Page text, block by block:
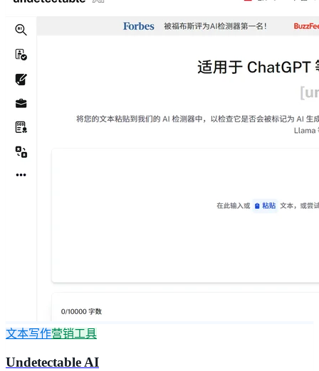
文本写作营销工具
Undetectable AI